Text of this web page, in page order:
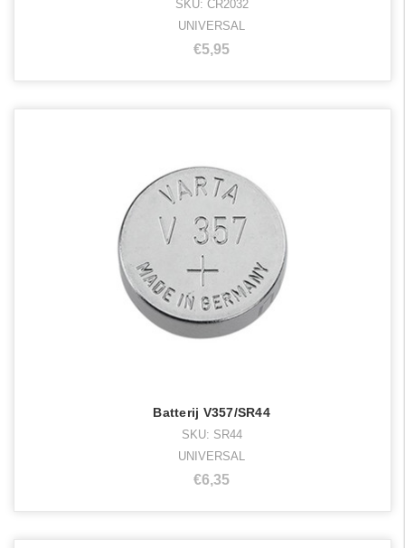
SKU: CR2032
UNIVERSAL
€5,95
Batterij V357/SR44
SKU: SR44
UNIVERSAL
€6,35